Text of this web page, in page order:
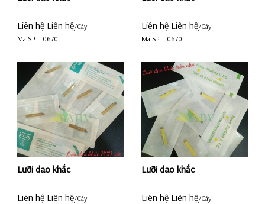
Liên hệ Liên hệ/Cây
Mã SP:
0670
Liên hệ Liên hệ/Cây
Mã SP:
0670
Lưỡi dao khắc
Liên hệ Liên hệ/Cây
Lưỡi dao khắc
Liên hệ Liên hệ/Cây